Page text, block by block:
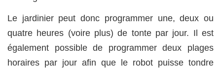
Le jardinier peut donc programmer une, deux ou
quatre heures (voire plus) de tonte par jour. Il est
également possible de programmer deux plages
horaires par jour afin que le robot puisse tondre